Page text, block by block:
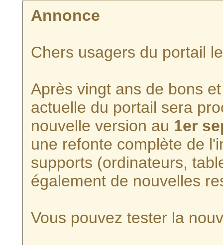
Annonce
Chers usagers du portail
Après vingt ans de bons
actuelle du portail sera
nouvelle version au 1er
une refonte complète de
supports (ordinateurs,
également de nouvelles
Vous pouvez tester la